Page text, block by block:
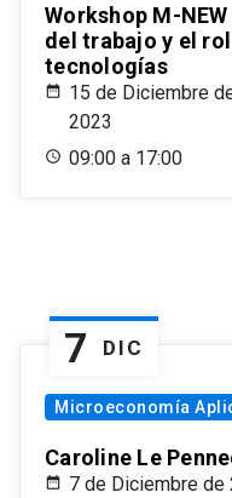
Workshop M-
del trabajo y el
tecnologías
15 de Diciembre
2023
09:00 a 17:00
7 DIC
Microeconomía
Caroline Le
7 de Diciembre de